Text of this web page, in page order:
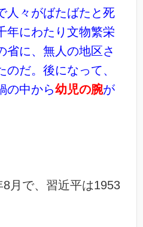
人々がばたばたと死
年にわたり文物繁栄
省に、無人の地区さ
のだ。後になって、
の中から幼児の腕が
月で、習近平は1953